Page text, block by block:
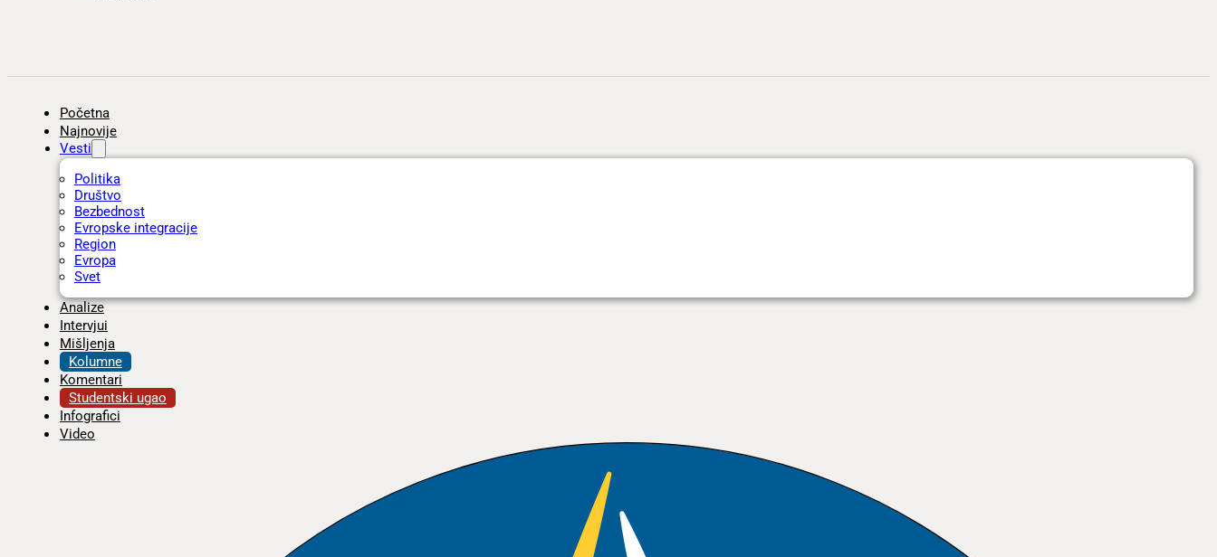
Početna
Najnovije
Vesti
Politika
Društvo
Bezbednost
Evropske integracije
Region
Evropa
Svet
Analize
Intervjui
Mišljenja
Kolumne
Komentari
Studentski ugao
Infografici
Video